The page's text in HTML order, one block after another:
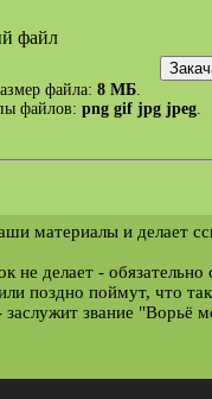
файл
файла: 8 МБ
файлов: png gif jpg jpeg
материалы и делает
не делает -
поздно поймут, что
заслужит звание "Ворьё